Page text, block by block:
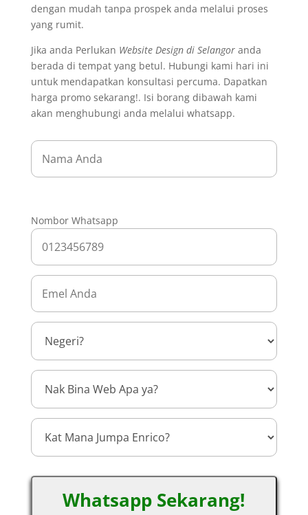
dengan mudah tanpa prospek anda melalui proses
yang rumit.
Jika anda Perlukan Website Design di Selangoranda
berada di tempat yang betul. Hubungi kami hari ini
untuk mendapatkan konsultasi percuma. Dapatkan
harga promo sekarang!. Isi borang dibawah kami
akan menghubungi anda melalui whatsapp.
Nombor Whatsapp
Whatsapp Sekarang!